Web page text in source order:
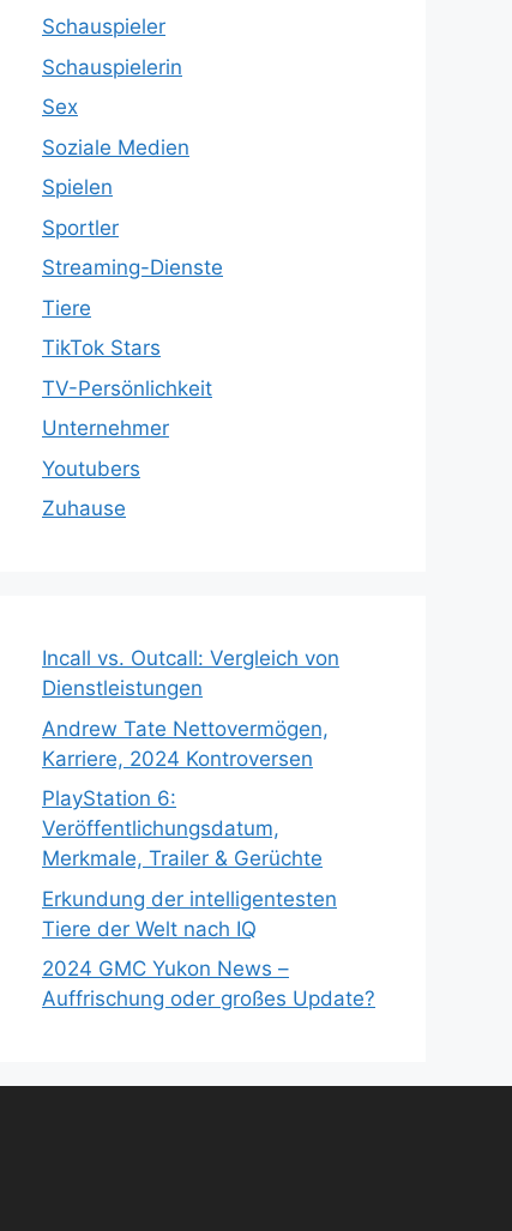
Schauspieler
Schauspielerin
Sex
Soziale Medien
Spielen
Sportler
Streaming-Dienste
Tiere
TikTok Stars
TV-Persönlichkeit
Unternehmer
Youtubers
Zuhause
Incall vs. Outcall: Vergleich von
Dienstleistungen
Andrew Tate Nettovermögen,
Karriere, 2024 Kontroversen
PlayStation 6:
Veröffentlichungsdatum,
Merkmale, Trailer & Gerüchte
Erkundung der intelligentesten
Tiere der Welt nach IQ
2024 GMC Yukon News –
Auffrischung oder großes Update?